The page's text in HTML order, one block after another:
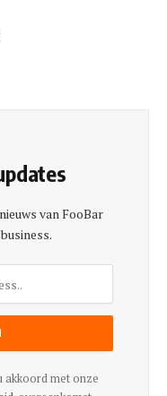
van FooBar
akkoord met onze